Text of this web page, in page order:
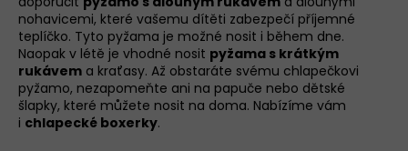
nohavicemi, které vašemu dítěti zabezpečí příjemné
teplíčko. Tyto pyžama je možné nosit i během dne.
Naopak v létě je vhodné nosit pyžama s krátkým
rukávem a kraťasy. Až obstaráte svému chlapečkovi
pyžamo, nezapomeňte ani na papuče nebo dětské
šlapky, které můžete nosit na doma. Nabízíme vám
i chlapecké boxerky.
j
e
t
e
n
a